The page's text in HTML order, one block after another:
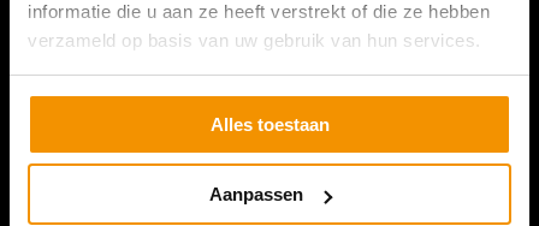
informatie die u aan ze heeft verstrekt of die ze hebben
verzameld op basis van uw gebruik van hun services.
Alles toestaan
Aanpassen